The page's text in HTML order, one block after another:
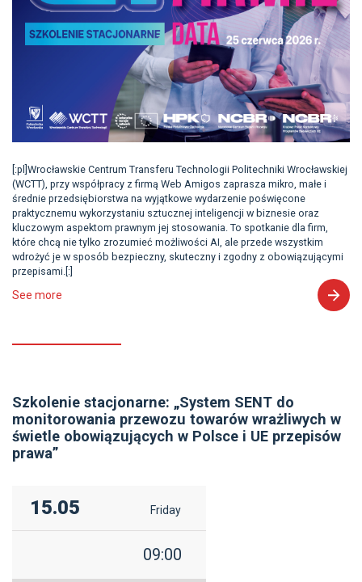
[:pl]Wrocławskie Centrum Transferu Technologii Politechniki Wrocławskiej
(WCTT), przy współpracy z firmą Web Amigos zaprasza mikro, małe i
średnie przedsiębiorstwa na wyjątkowe wydarzenie poświęcone
praktycznemu wykorzystaniu sztucznej inteligencji w biznesie oraz
kluczowym aspektom prawnym jej stosowania. To spotkanie dla firm,
które chcą nie tylko zrozumieć możliwości AI, ale przede wszystkim
wdrożyć je w sposób bezpieczny, skuteczny i zgodny z obowiązującymi
przepisami.[:]
See more
Szkolenie stacjonarne: „System SENT do
monitorowania przewozu towarów wrażliwych w
świetle obowiązujących w Polsce i UE przepisów
prawa”
15.05 Friday
09:00